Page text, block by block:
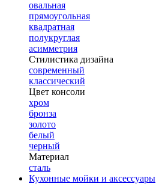
овальная
прямоугольная
квадратная
полукруглая
асимметрия
Стилистика дизайна
современный
классический
Цвет консоли
хром
бронза
золото
белый
черный
Материал
сталь
Кухонные мойки и аксессуары